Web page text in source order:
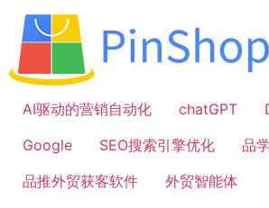
容
AI驱动的营销自动化
chatGPT
Google
SEO搜索引擎优化
品
品推外贸获客软件
外贸智能体